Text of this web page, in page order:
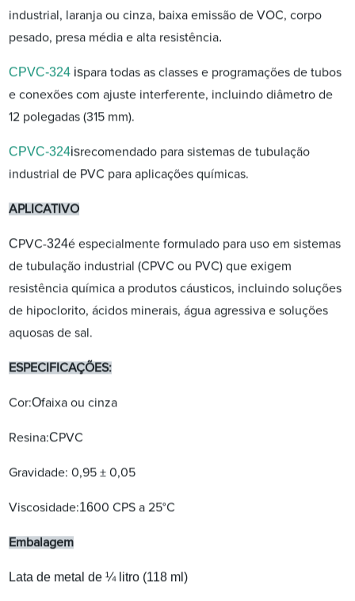
industrial, laranja ou cinza, baixa emissão de VOC, corpo
pesado, presa média e alta resistência.
CPVC-324 ispara todas as classes e programações de tubos
e conexões com ajuste interferente, incluindo diâmetro de
12 polegadas (315 mm).
CPVC-324isrecomendado para sistemas de tubulação
industrial de PVC para aplicações químicas.
APLICATIVO
CPVC-324é especialmente formulado para uso em sistemas
de tubulação industrial (CPVC ou PVC) que exigem
resistência química a produtos cáusticos, incluindo soluções
de hipoclorito, ácidos minerais, água agressiva e soluções
aquosas de sal.
ESPECIFICAÇÕES:
Cor:Ofaixa ou cinza
Resina:CPVC
Gravidade: 0,95 ± 0,05
Viscosidade:1600 CPS a 25°C
Embalagem
Lata de metal de ¼ litro (118 ml)